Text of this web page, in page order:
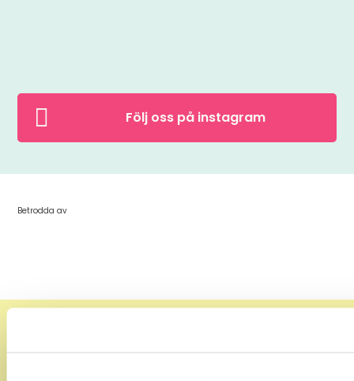
 Följ oss på instagram
Betrodda av